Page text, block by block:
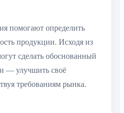
помогают определить
продукции. Исходя из
сделать обоснованный
— улучшить своё
требованиям рынка.